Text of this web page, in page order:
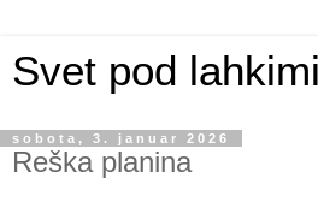
Svet pod
sobota, 3. januar 2026
Reška planina